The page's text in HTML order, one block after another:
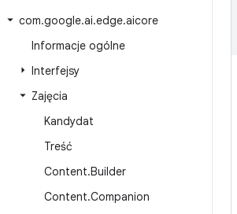
com.google.ai.edge.aicore
Informacje ogólne
Interfejsy
Zajęcia
Kandydat
Treść
Content.Builder
Content.Companion